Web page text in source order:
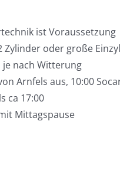
ist Voraussetzung
Zylinder oder große
je nach Witterung
Arnfels aus, 10:00
ca 17:00
Mittagspause